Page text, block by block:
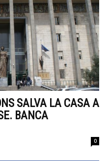
SALVA LA CASA A
BANCA
0